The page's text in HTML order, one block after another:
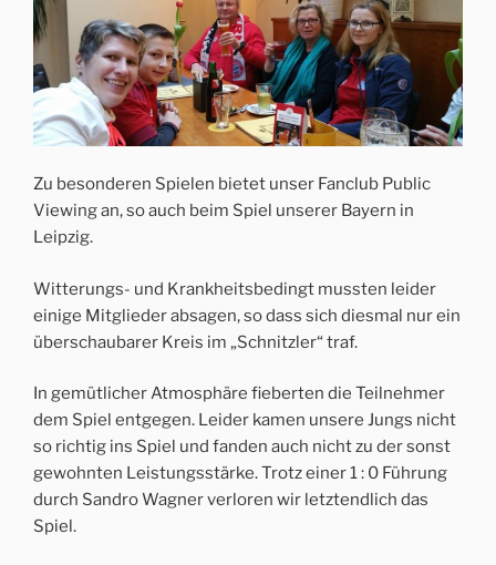
Zu besonderen Spielen bietet unser Fanclub Public
Viewing an, so auch beim Spiel unserer Bayern in
Leipzig.
Witterungs- und Krankheitsbedingt mussten leider
einige Mitglieder absagen, so dass sich diesmal nur ein
überschaubarer Kreis im „Schnitzler“ traf.
In gemütlicher Atmosphäre fieberten die Teilnehmer
dem Spiel entgegen. Leider kamen unsere Jungs nicht
so richtig ins Spiel und fanden auch nicht zu der sonst
gewohnten Leistungsstärke. Trotz einer 1 : 0 Führung
durch Sandro Wagner verloren wir letztendlich das
Spiel.